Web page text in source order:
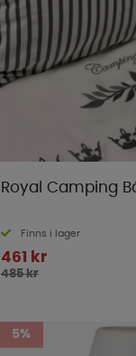
Royal Camping
Finns i lager
461 kr
485 kr
5%